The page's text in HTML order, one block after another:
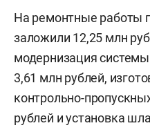
На ремонтные работы
заложили 12,25 млн
модернизация
3,61 млн рублей,
контрольно-
рублей и установка